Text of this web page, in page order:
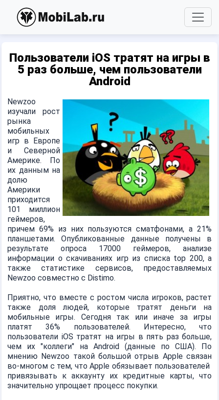
Пользователи iOS тратят на игры в
5 раз больше, чем пользователи
Android
Newzoo
изучали рост
рынка
мобильных
игр в Европе
и Северной
Америке. По
их данным на
долю
Америки
приходится
101 миллион
геймеров,
причем 69% из них пользуются сматфонами, а 21%
планшетами. Опубликованные данные получены в
результате опроса 17000 геймеров, анализе
информации о скачиваниях игр из списка top 200, а
также статистике сервисов, предоставляемых
Newzoo совместно с Distimo.
Приятно, что вместе с ростом числа игроков, растет
также доля людей, которые тратят деньги на
мобильные игры. Сегодня так или иначе за игры
платят 36% пользователей. Интересно, что
пользователи iOS тратят на игры в пять раз больше,
чем их "коллеги" на Android (данные по США). По
мнению Newzoo такой большой отрыв Apple связан
во-многом с тем, что Apple обязывает пользователей
привязывать к аккаунту их кредитные карты, что
значительно упрощает процесс покупки.